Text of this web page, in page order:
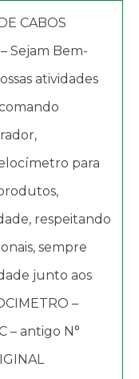
CABOS
Sejam Bem-
atividades
para
respeitando
sempre
junto aos
–
– antigo N°